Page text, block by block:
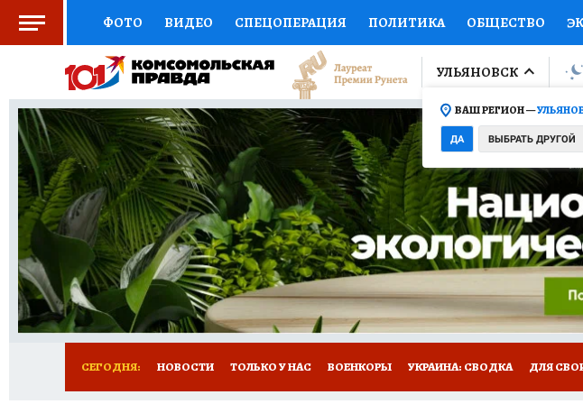
ФОТО ВИДЕО СПЕЦОПЕРАЦИЯ ПОЛИТИКА ОБЩЕСТВО
СОЦПОДДЕРЖКА НАУКА СПОРТ КОЛУМНИСТЫ
ВЫБОР ЭКСПЕРТОВ ДОКТОР ФИНАНСЫ ОТКРЫВАЕМ МИР Я
КНИЖНАЯ ПОЛКА ПРОГНОЗЫ НА СПОРТ ПРОМОКОДЫ
ПРЕСС-ЦЕНТР НЕДВИЖИМОСТЬ ТЕЛЕВИЗОР КОЛЛЕКЦИИ
РАДИО КП РЕКЛАМА ТЕСТЫ НОВОЕ НА САЙТЕ
УЛЬЯНОВСК
ВАШ РЕГИОН —
ДА ВЫБРАТЬ ДРУГОЙ
СЕГОДНЯ: НОВОСТИ ТОЛЬКО У НАС ВОЕНКОРЫ УКРАИНА: СВОДКА ДЛЯ